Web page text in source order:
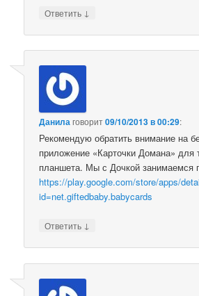
Ответить ↓
Данилаговорит09/10/2013 в 00:29:
Рекомендую обратить внимание на
приложение «Карточки Домана» для
планшета. Мы с Дочкой занимаемся
https://play.google.com/store/apps/
id=net.giftedbaby.babycards
Ответить ↓